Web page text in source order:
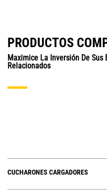
PRODUCTOS
Maximice La Inversión De Sus
Relacionados
CUCHARONES CARGADORES